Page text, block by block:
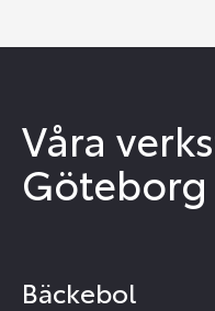
Våra
Göteborg
Bäckebol